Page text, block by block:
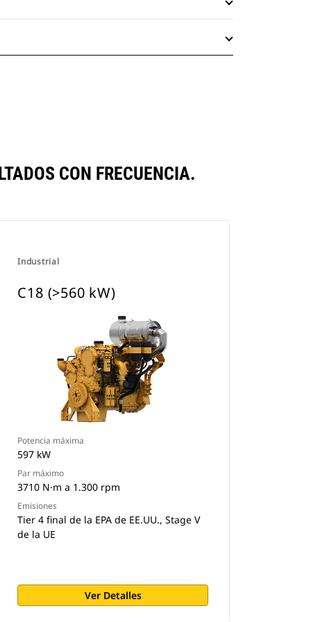
CON FRECUENCIA.
Industrial
C18 (>560 kW)
Potencia máxima
597 kW
Par máximo
3710 N·m a 1.300 rpm
Emisiones
Tier 4 final de la EPA de EE.UU., Stage V
de la UE
Ver Detalles